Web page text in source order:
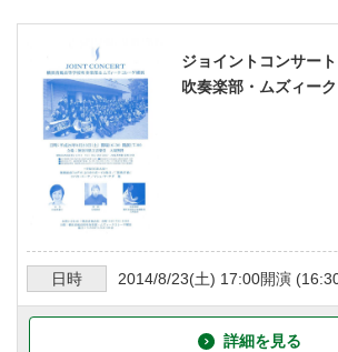
ジョイントコンサー
吹奏楽部・ムズィー
日時 2014/8/23(土) 17:00開演 (
詳細を見る